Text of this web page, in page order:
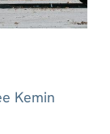
Kemin